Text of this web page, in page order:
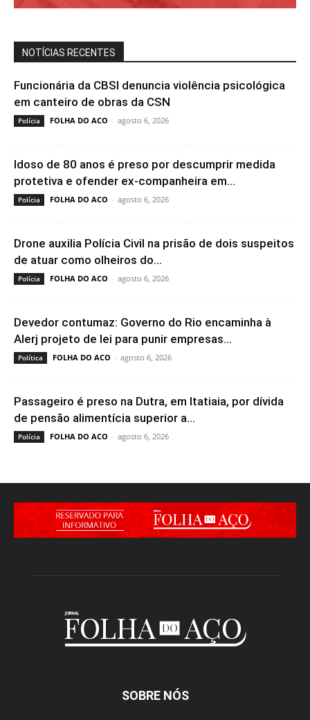
NOTÍCIAS RECENTES
Funcionária da CBSI denuncia violência psicológica
em canteiro de obras da CSN
Polícia FOLHA DO ACO - agosto 6, 2026
Idoso de 80 anos é preso por descumprir medida
protetiva e ofender ex-companheira em...
Polícia FOLHA DO ACO - agosto 6, 2026
Drone auxilia Polícia Civil na prisão de dois suspeitos
de atuar como olheiros do...
Polícia FOLHA DO ACO - agosto 6, 2026
Devedor contumaz: Governo do Rio encaminha à
Alerj projeto de lei para punir empresas...
Política FOLHA DO ACO - agosto 6, 2026
Passageiro é preso na Dutra, em Itatiaia, por dívida
de pensão alimentícia superior a...
Polícia FOLHA DO ACO - agosto 6, 2026
SOBRE NÓS